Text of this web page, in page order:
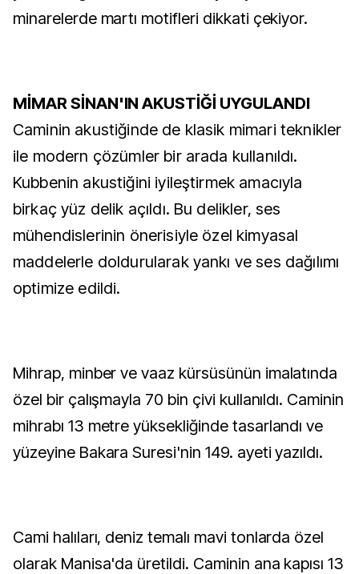
minarelerde martı motifleri dikkati çekiyor.
MİMAR SİNAN'IN AKUSTİĞİ UYGULANDI
Caminin akustiğinde de klasik mimari teknikler
ile modern çözümler bir arada kullanıldı.
Kubbenin akustiğini iyileştirmek amacıyla
birkaç yüz delik açıldı. Bu delikler, ses
mühendislerinin önerisiyle özel kimyasal
maddelerle doldurularak yankı ve ses dağılımı
optimize edildi.
Mihrap, minber ve vaaz kürsüsünün imalatında
özel bir çalışmayla 70 bin çivi kullanıldı. Caminin
mihrabı 13 metre yüksekliğinde tasarlandı ve
yüzeyine Bakara Suresi'nin 149. ayeti yazıldı.
Cami halıları, deniz temalı mavi tonlarda özel
olarak Manisa'da üretildi. Caminin ana kapısı 13